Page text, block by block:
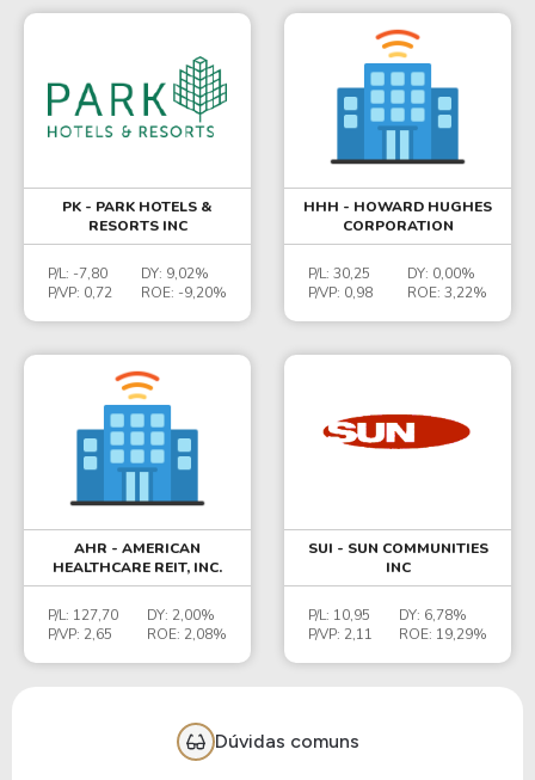
PK - PARK HOTELS &
RESORTS INC
P/L: -7,80
P/VP: 0,72
DY: 9,02%
ROE: -9,20%
HHH - HOWARD HUGHES
CORPORATION
P/L: 30,25
P/VP: 0,98
DY: 0,00%
ROE: 3,22%
AHR - AMERICAN
HEALTHCARE REIT, INC.
P/L: 127,70
P/VP: 2,65
DY: 2,00%
ROE: 2,08%
SUI - SUN COMMUNITIES
INC
P/L: 10,95
P/VP: 2,11
DY: 6,78%
ROE: 19,29%
Dúvidas comuns